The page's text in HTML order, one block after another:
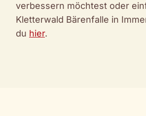
verbessern möchtest oder
Kletterwald Bärenfalle in
du hier.